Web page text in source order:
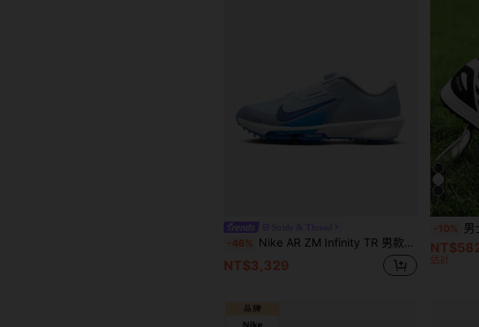
-46% Nike AR ZM Infinity TR 男款新款多功能舒適緩震耐穿休閒運動高爾夫鞋 FN6730-001
NT$3,329
5
-10% 男士專業
估計